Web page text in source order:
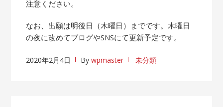
注意ください。
なお、出願は明後日（木曜日）までです。木曜日
の夜に改めてブログやSNSにて更新予定です。
2020年2月4日 Bywpmaster 未分類